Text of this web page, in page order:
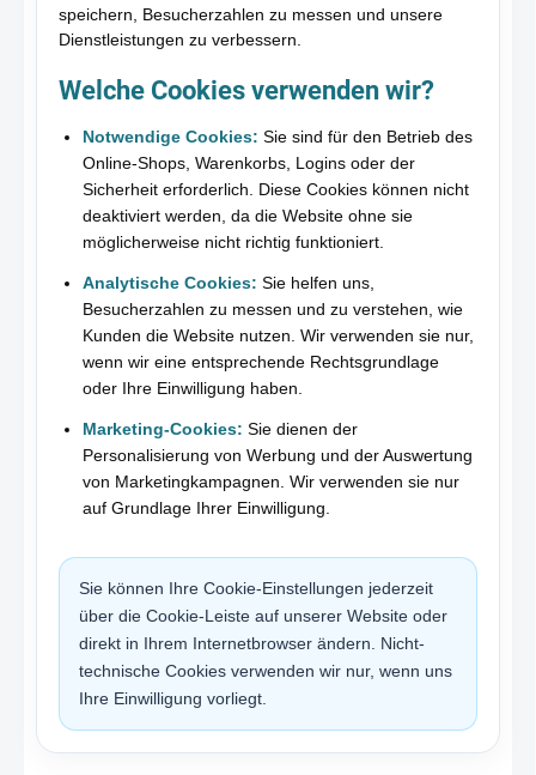
speichern, Besucherzahlen zu messen und unsere
Dienstleistungen zu verbessern.
Welche Cookies verwenden wir?
Notwendige Cookies: Sie sind für den Betrieb des
Online-Shops, Warenkorbs, Logins oder der
Sicherheit erforderlich. Diese Cookies können nicht
deaktiviert werden, da die Website ohne sie
möglicherweise nicht richtig funktioniert.
Analytische Cookies: Sie helfen uns,
Besucherzahlen zu messen und zu verstehen, wie
Kunden die Website nutzen. Wir verwenden sie nur,
wenn wir eine entsprechende Rechtsgrundlage
oder Ihre Einwilligung haben.
Marketing-Cookies: Sie dienen der
Personalisierung von Werbung und der Auswertung
von Marketingkampagnen. Wir verwenden sie nur
auf Grundlage Ihrer Einwilligung.
Sie können Ihre Cookie-Einstellungen jederzeit
über die Cookie-Leiste auf unserer Website oder
direkt in Ihrem Internetbrowser ändern. Nicht-
technische Cookies verwenden wir nur, wenn uns
Ihre Einwilligung vorliegt.